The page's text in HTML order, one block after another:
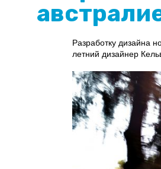
Разработку дизайна
летний дизайнер